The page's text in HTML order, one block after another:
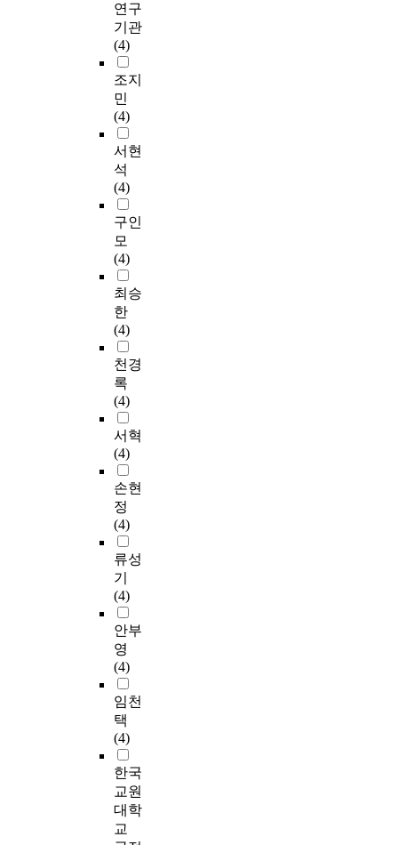
연구
기관
(4)
조지
민
(4)
서현
석
(4)
구인
모
(4)
최승
한
(4)
천경
록
(4)
서혁
(4)
손현
정
(4)
류성
기
(4)
안부
영
(4)
임천
택
(4)
한국
교원
대학
교